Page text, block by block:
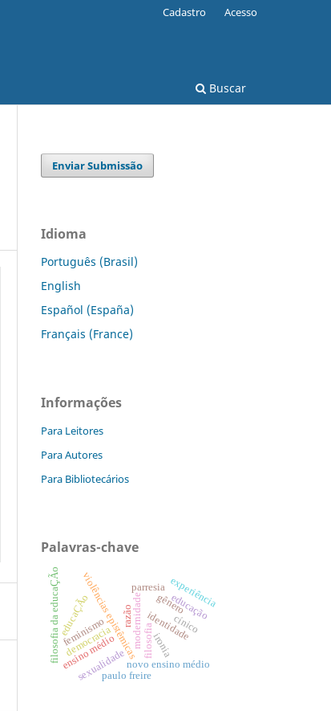
Buscar
Cadastro Acesso
Enviar Submissão
Idioma
Português (Brasil)
English
Español (España)
Français (France)
Informações
Para Leitores
Para Autores
Para Bibliotecários
Palavras-chave
filosofia
novo ensino médio
cínico
ironia
identidade
gênero
violências epistêmicas
sexualidade
modernidade
razão
democracia
feminismo
paulo freire
educaÇÃo educação
experiência
ensino médio
filosofia da educaÇÃo parresia